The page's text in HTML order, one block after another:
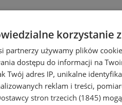
korzystanie
partnerzy używamy plików
dostępu do informacji na
Twój adres IP, unikalne
reklam i treści,
stron trzecich (1845)